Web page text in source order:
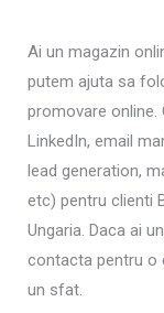
Ai un magazin
putem ajuta sa
promovare online.
LinkedIn, email
lead generation,
etc) pentru clienti
Ungaria. Daca ai
contacta pentru o
un sfat.